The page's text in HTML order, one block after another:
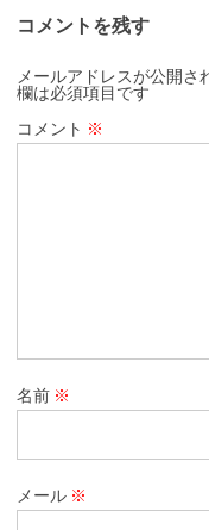
コメントを残す
メールアドレスが公開さ
欄は必須項目です
コメント ※
名前 ※
メール ※